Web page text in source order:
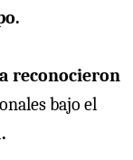
reconocieron
bajo el